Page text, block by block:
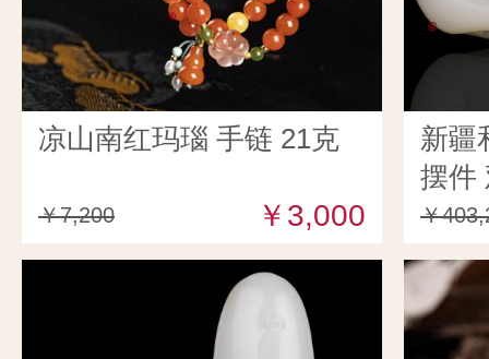
凉山南红玛瑙 手链 21克
￥7,200 ￥3,000
新疆
摆件
￥